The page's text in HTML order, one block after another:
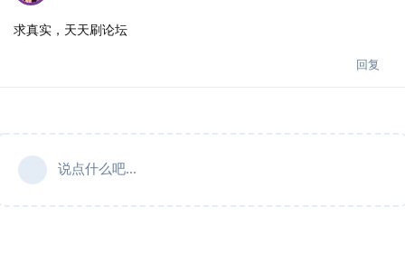
求真实，天天刷论坛
回复
说点什么吧...